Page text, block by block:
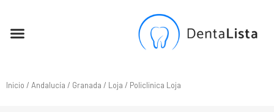
Inicio / Andalucía / Granada / Loja / Policlinica Loja